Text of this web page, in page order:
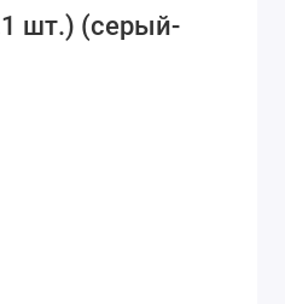
шт.) (серый-